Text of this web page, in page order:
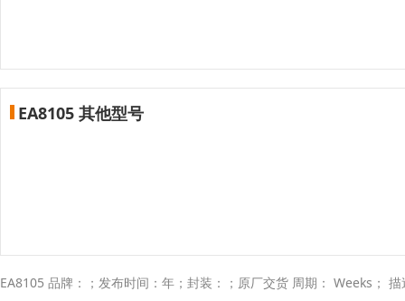
EA8105 其他型号
EA8105 品牌：；发布时间：年；封装：；原厂交货 周期： Weeks；